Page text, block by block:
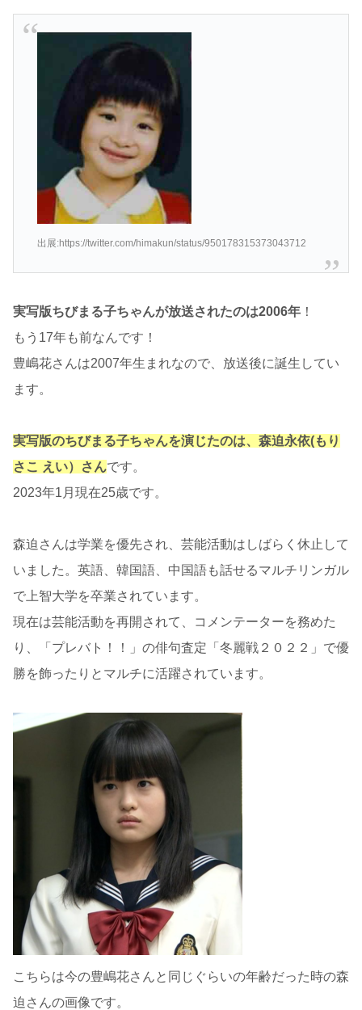
出展:https://twitter.com/himakun/status/950178315373043712
実写版ちびまる子ちゃんが放送されたのは2006年 ！
もう17年も前なんです！
豊嶋花さんは2007年生まれなので、放送後に誕生してい
ます。
実写版のちびまる子ちゃんを演じたのは、森迫永依(もり
さこ えい）さんです。
2023年1月現在25歳です。
森迫さんは学業を優先され、芸能活動はしばらく休止して
いました。英語、韓国語、中国語も話せるマルチリンガル
で上智大学を卒業されています。
現在は芸能活動を再開されて、コメンテーターを務めた
り、「プレバト！！」の俳句査定「冬麗戦２０２２」で優
勝を飾ったりとマルチに活躍されています。
こちらは今の豊嶋花さんと同じぐらいの年齢だった時の森
迫さんの画像です。